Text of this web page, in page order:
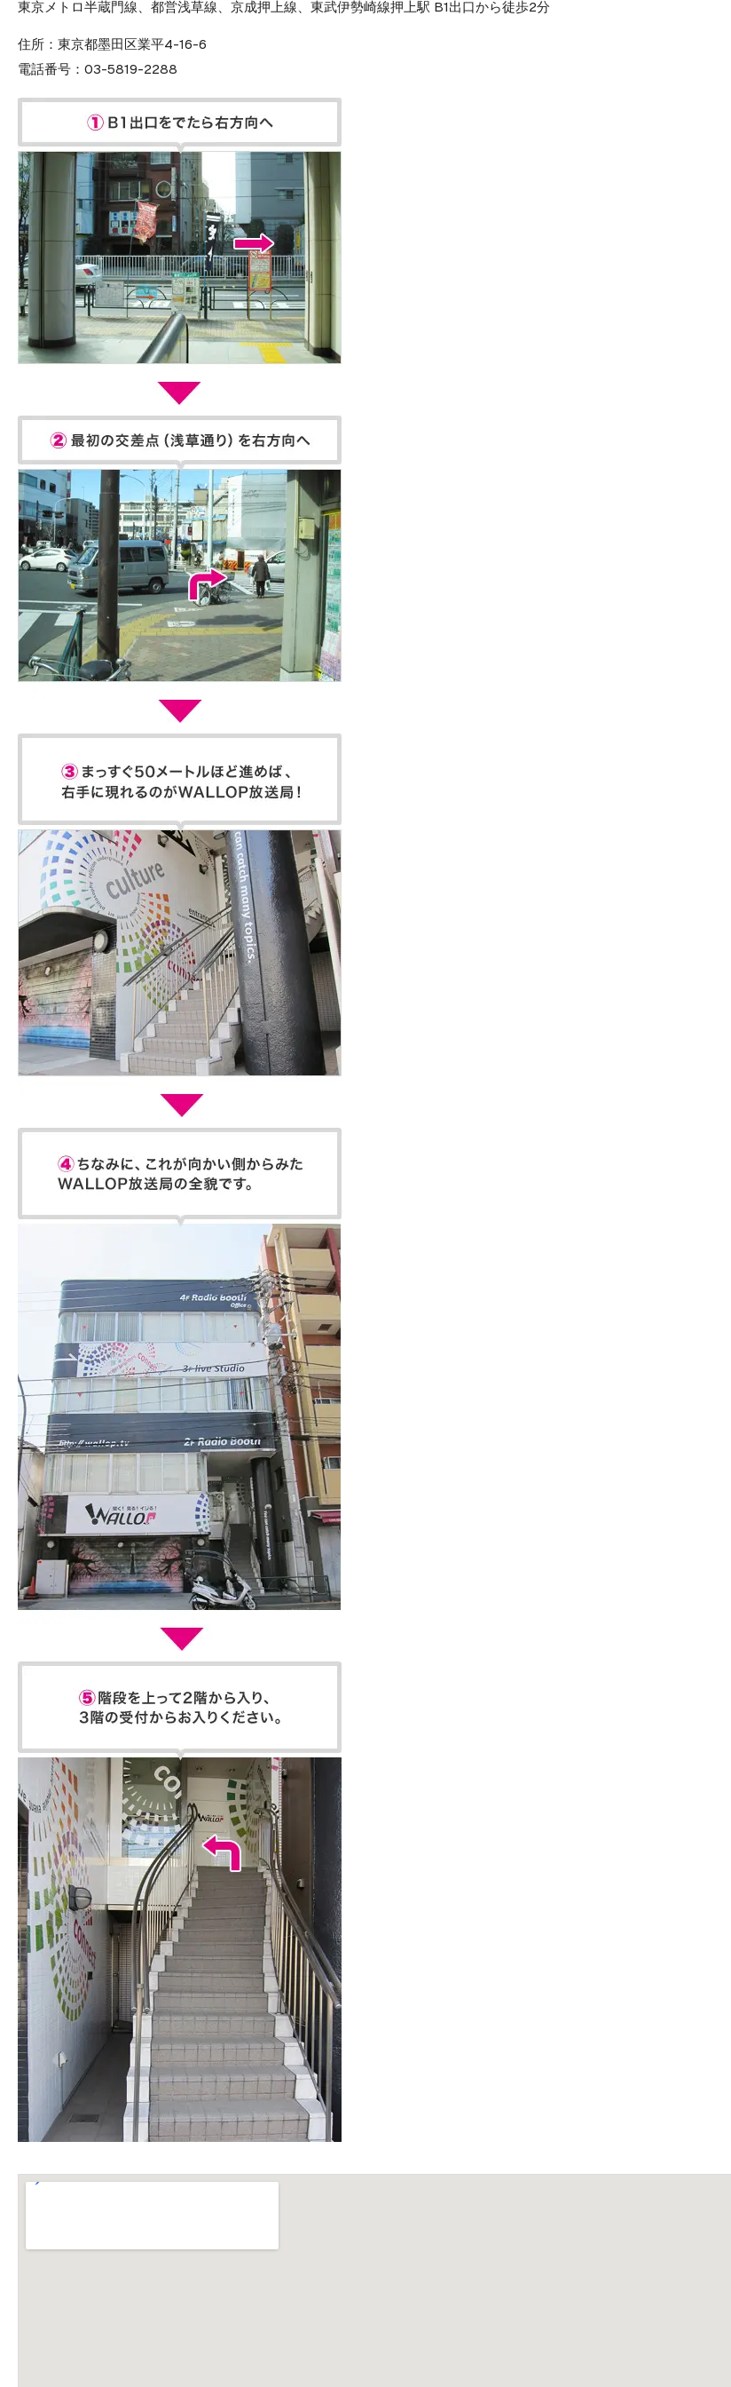
東京メトロ半蔵門線、都営浅草線、京成押上線、東武伊勢崎線押上駅 B1出口から徒歩2分
住所： 東京都墨田区業平4-16-6
電話番号： 03-5819-2288